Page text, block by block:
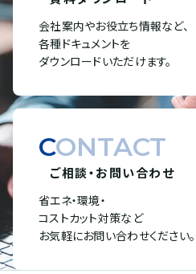
会社案内やお役立ち情報など、
各種ドキュメントを
ダウンロードいただけます。
CONTACT
ご相談・お問い合わせ
省エネ・環境・
コストカット対策など
お気軽にお問い合わせください。